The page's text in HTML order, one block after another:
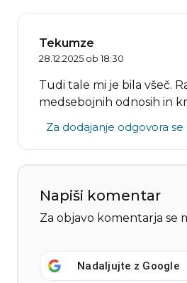
Tekumze
28.12.2025 ob 18:30
Tudi tale mi je bila všeč.
medsebojnih odnosih in
Za dodajanje odgovora se
Napiši komentar
Za objavo komentarja se
Nadaljujte z Google